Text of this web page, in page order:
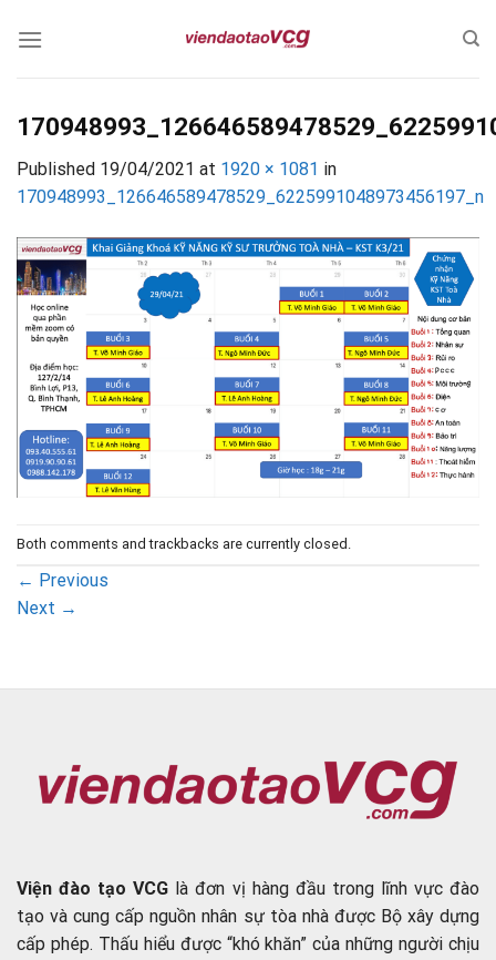
Published 19/04/2021 at 1920 × 1081 in
170948993_126646589478529_6225991048973456197_n
Both comments and trackbacks are currently closed.
← Previous
Next →
Viện đào tạo VCG là đơn vị hàng đầu trong lĩnh vực đào
tạo và cung cấp nguồn nhân sự tòa nhà được Bộ xây dựng
cấp phép. Thấu hiểu được “khó khăn” của những người chịu